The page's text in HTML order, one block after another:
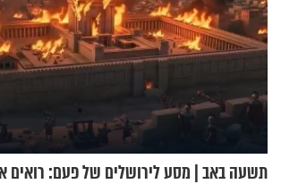
תשעה באב | מסע לירושלים של פעם: רואים